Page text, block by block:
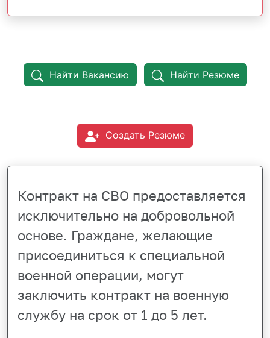
Найти Вакансию Найти Резюме
Создать Резюме
Контракт на СВО предоставляется
исключительно на добровольной
основе. Граждане, желающие
присоединиться к специальной
военной операции, могут
заключить контракт на военную
службу на срок от 1 до 5 лет.